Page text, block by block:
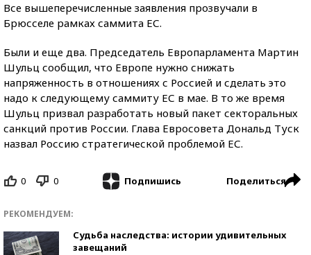
Все вышеперечисленные заявления прозвучали в
Брюсселе рамках саммита ЕС.
Были и еще два. Председатель Европарламента Мартин
Шульц сообщил, что Европе нужно снижать
напряженность в отношениях с Россией и сделать это
надо к следующему саммиту ЕС в мае. В то же время
Шульц призвал разработать новый пакет секторальных
санкций против России. Глава Евросовета Дональд Туск
назвал Россию стратегической проблемой ЕС.
0 0 Подпишись Поделиться
РЕКОМЕНДУЕМ:
Судьба наследства: истории удивительных
завещаний